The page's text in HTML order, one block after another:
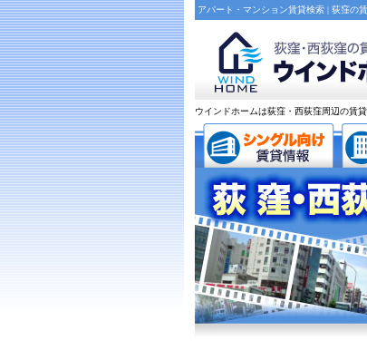
アパート・マンション賃貸検索 | 荻窪の
ウインドホームは荻窪・西荻窪周辺の賃